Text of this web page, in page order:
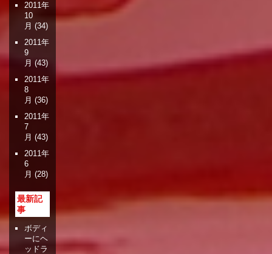
2011年
10
月 (34)
2011年
9
月 (43)
2011年
8
月 (36)
2011年
7
月 (43)
2011年
6
月 (28)
最新記
事
ボディ
ーにヘ
ッドラ